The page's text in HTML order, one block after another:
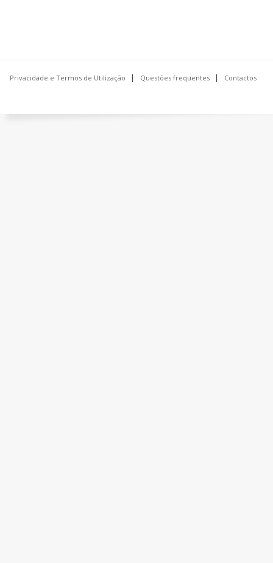
Privacidade e Termos de Utilização Questões frequentes Contactos